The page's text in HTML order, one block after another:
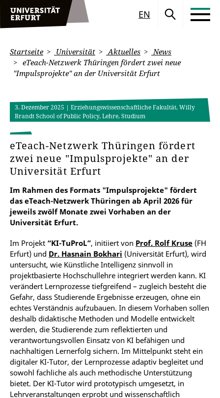
EN
Startseite Universität Aktuelles
News
eTeach-Netzwerk Thüringen fördert zwei neue
"Impulsprojekte" an der Universität Erfurt
3. Dezember 2025 | Erziehungswissenschaftliche Fakultät, Willy
Brandt School of Public Policy, Lehre, Studium
eTeach-Netzwerk Thüringen fördert
zwei neue "Impulsprojekte" an der
Universität Erfurt
Im Rahmen des Formats "Impulsprojekte" fördert
das eTeach-Netzwerk Thüringen ab April 2026 für
jeweils zwölf Monate zwei Vorhaben an der
Universität Erfurt.
Im Projekt “KI-TuProL”, initiiert von Prof. Rolf Kruse (FH
Erfurt) und Dr. Hasnain Bokhari (Universität Erfurt), wird
untersucht, wie Künstliche Intelligenz sinnvoll in
projektbasierte Hochschullehre integriert werden kann. KI
verändert Lernprozesse tiefgreifend – zugleich besteht die
Gefahr, dass Studierende Ergebnisse erzeugen, ohne ein
echtes Verständnis aufzubauen. In diesem Vorhaben sollen
deshalb didaktische Methoden und Modelle entwickelt
werden, die Studierende zum reflektierten und
verantwortungsvollen Einsatz von KI befähigen und
nachhaltigen Lernerfolg sichern. Im Mittelpunkt steht ein
digitaler KI-Tutor, der Lernprozesse adaptiv begleitet und
sowohl fachliche als auch methodische Unterstützung
bietet. Der KI-Tutor wird prototypisch umgesetzt, in
Lehrveranstaltungen erprobt und wissenschaftlich